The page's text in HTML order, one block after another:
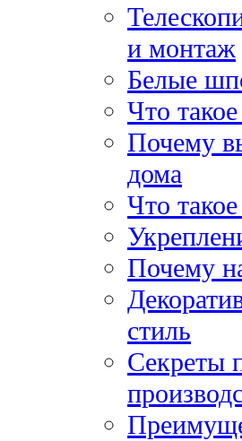
и монтаж
Белые
Что
Почему
дома
Что
Почему
стиль
Секреты